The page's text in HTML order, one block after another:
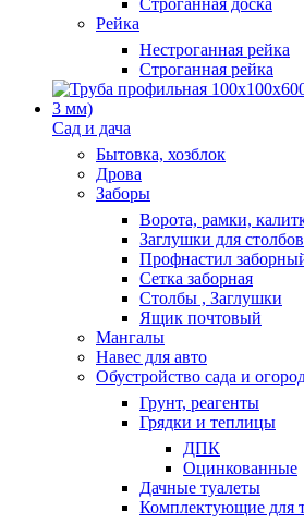
Строганная доска
Рейка
Нестроганная рейка
Строганная рейка
Сад и дача
Бытовка, хозблок
Дрова
Заборы
Ворота, рамки,
Заглушки для столбов
Профнастил
Сетка заборная
Столбы , Заглушки
Ящик почтовый
Мангалы
Навес для авто
Обустройство сада и
Грунт, реагенты
Грядки и теплицы
ДПК
Оцинкованные
Дачные туалеты
Комплектующие для